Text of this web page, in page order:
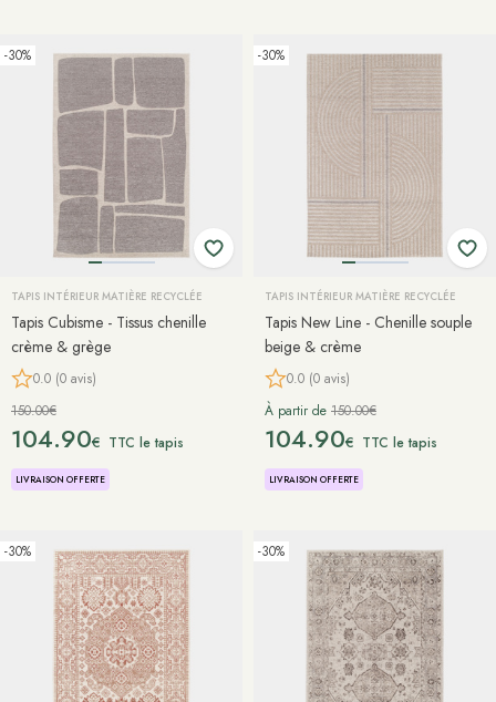
-30%
TAPIS INTÉRIEUR MATIÈRE RECYCLÉE
Tapis Cubisme - Tissus chenille
crème & grège
0.0 (0 avis)
150.00€
104.90€ TTC le tapis
LIVRAISON OFFERTE
-30%
TAPIS INTÉRIEUR MATIÈRE RECYCLÉE
Tapis New Line - Chenille souple
beige & crème
0.0 (0 avis)
À partir de 150.00€
104.90€ TTC le tapis
LIVRAISON OFFERTE
-30% -30%